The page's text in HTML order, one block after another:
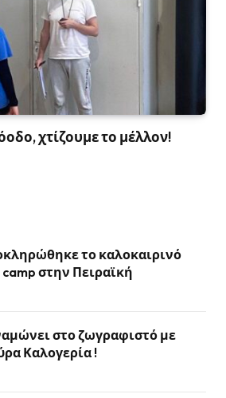
χτίζουμε το μέλλον!
το καλοκαιρινό
camp στην Πειραϊκή
στο ζωγραφιστό με
Καλογερία !